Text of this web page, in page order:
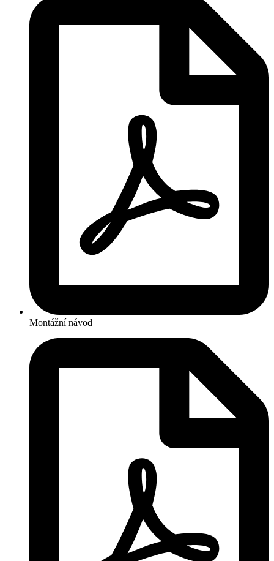
Montážní návod